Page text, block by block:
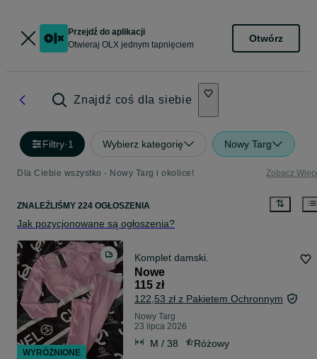
Przejdź do aplikacji
Otwieraj OLX jednym tapnięciem
Otwórz
Znajdź coś dla siebie
Filtry·1 Wybierz kategorię Nowy Targ
Dla Ciebie wszystko - Nowy Targ i okolice! Zobacz
ZNALEŹLIŚMY 224 OGŁOSZENIA
Jak pozycjonowane są ogłoszenia?
Komplet damski.
Nowe
115 zł
122,53 zł z Pakietem Ochronnym
Nowy Targ
23 lipca 2026
M / 38 Różowy
WYRÓŻNIONE